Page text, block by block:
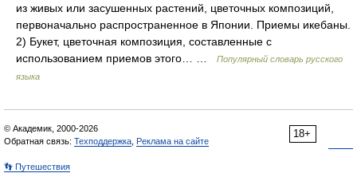
из живых или засушенных растений, цветочных композиций,
первоначально распространенное в Японии. Приемы икебаны.
2) Букет, цветочная композиция, составленные с
использованием приемов этого… …
Популярный словарь русского
языка
18+
© Академик, 2000-2026
Обратная связь: Техподдержка Реклама на сайте
👣 Путешествия